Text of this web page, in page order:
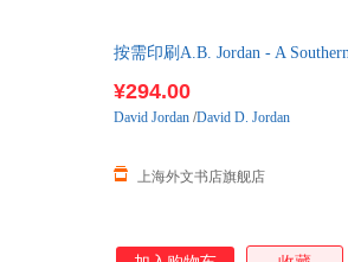
按需印刷A.B. Jordan - A
¥294.00
上海外文书店旗舰店
David Jordan /David D. Jordan